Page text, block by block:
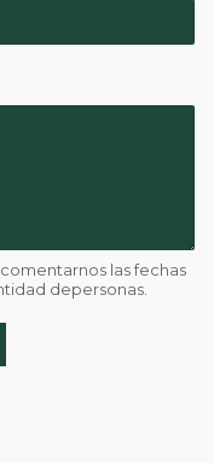
las fechas
depersonas.